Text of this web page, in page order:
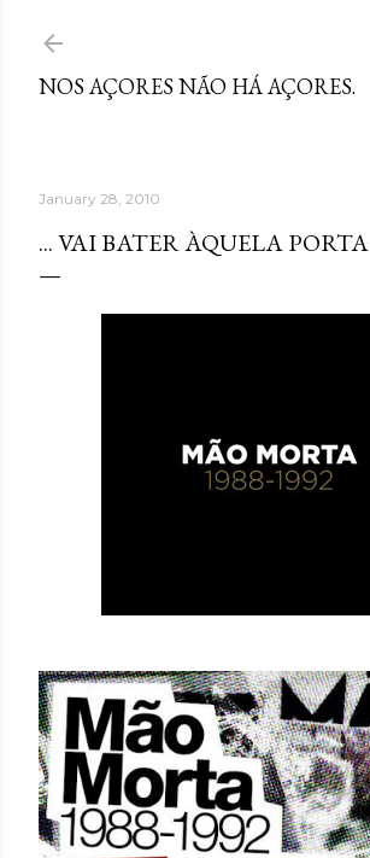
NOS AÇORES NÃO HÁ AÇORES.
January 28, 2010
... VAI BATER ÀQUELA PORTA